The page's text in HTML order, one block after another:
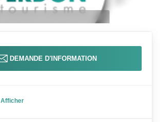
DEMANDE D'INFORMATION
Afficher